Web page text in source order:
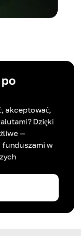
akceptować,
Dzięki
—
funduszami w